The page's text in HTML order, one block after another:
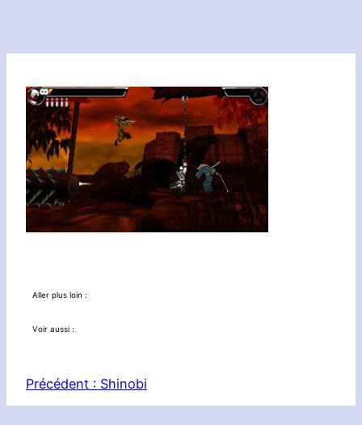
Aller plus loin :
Voir aussi :
Précédent : Shinobi